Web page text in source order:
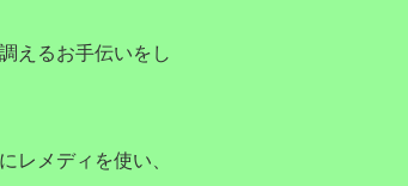
えるお手伝いをし
レメディを使い、